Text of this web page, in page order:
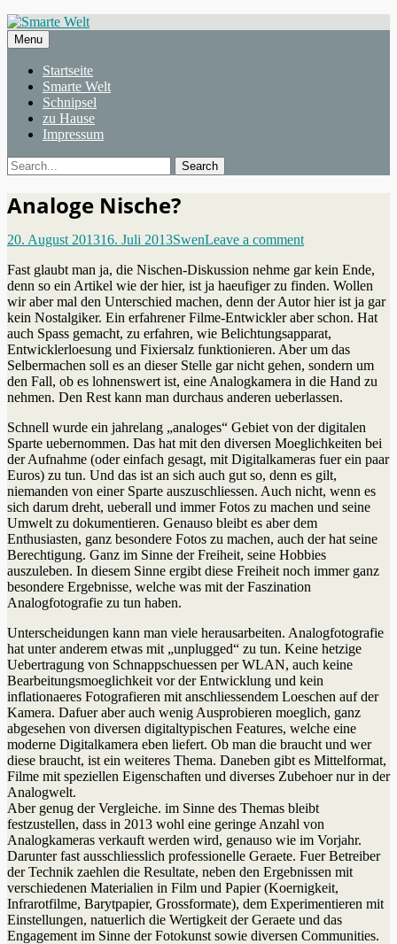
Skip
to
content
Smarte Welt
WEBLOG
Menu
Primary
menu
Startseite
Smarte Welt
Schnipsel
zu Hause
Impressum
Search
Search
for:
Analoge Nische?
Posted
20. August 201316. Juli 2013Author
SwenLeave a comment
Fast glaubt man ja, die Nischen-Diskussion nehme gar kein Ende,
denn so ein Artikel wie der hier, ist ja haeufiger zu finden. Wollen
wir aber mal den Unterschied machen, denn der Autor hier ist ja gar
kein Nostalgiker. Ein erfahrener Filme-Entwickler aber schon. Hat
auch Spass gemacht, zu erfahren, wie Belichtungsapparat,
Entwicklerloesung und Fixiersalz funktionieren. Aber um das
Selbermachen soll es an dieser Stelle gar nicht gehen, sondern um
den Fall, ob es lohnenswert ist, eine Analogkamera in die Hand zu
nehmen. Den Rest kann man durchaus anderen ueberlassen.
Schnell wurde ein jahrelang „analoges“ Gebiet von der digitalen
Sparte uebernommen. Das hat mit den diversen Moeglichkeiten bei
der Aufnahme (oder einfach gesagt, mit Digitalkameras fuer ein paar
Euros) zu tun. Und das ist an sich auch gut so, denn es gilt,
niemanden von einer Sparte auszuschliessen. Auch nicht, wenn es
sich darum dreht, ueberall und immer Fotos zu machen und seine
Umwelt zu dokumentieren. Genauso bleibt es aber dem
Enthusiasten, ganz besondere Fotos zu machen, auch der hat seine
Berechtigung. Ganz im Sinne der Freiheit, seine Hobbies
auszuleben. In diesem Sinne ergibt diese Freiheit noch immer ganz
besondere Ergebnisse, welche was mit der Faszination
Analogfotografie zu tun haben.
Unterscheidungen kann man viele herausarbeiten. Analogfotografie
hat unter anderem etwas mit „unplugged“ zu tun. Keine hetzige
Uebertragung von Schnappschuessen per WLAN, auch keine
Bearbeitungsmoeglichkeit vor der Entwicklung und kein
inflationaeres Fotografieren mit anschliessendem Loeschen auf der
Kamera. Dafuer aber auch wenig Ausprobieren moeglich, ganz
abgesehen von diversen digitaltypischen Features, welche eine
moderne Digitalkamera eben liefert. Ob man die braucht und wer
diese braucht, ist ein weiteres Thema. Daneben gibt es Mittelformat,
Filme mit speziellen Eigenschaften und diverses Zubehoer nur in der
Analogwelt.
Aber genug der Vergleiche. im Sinne des Themas bleibt
festzustellen, dass in 2013 wohl eine geringe Anzahl von
Analogkameras verkauft werden wird, genauso wie im Vorjahr.
Darunter fast ausschliesslich professionelle Geraete. Fuer Betreiber
der Technik zaehlen die Resultate, neben den Ergebnissen mit
verschiedenen Materialien in Film und Papier (Koernigkeit,
Infrarotfilme, Barytpapier, Grossformate), dem Experimentieren mit
Einstellungen, natuerlich die Wertigkeit der Geraete und das
Engagement im Sinne der Fotokunst sowie diversen Communities.